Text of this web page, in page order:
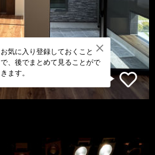
お気に入り登録しておくこと
で、後でまとめて見ることがで
きます。